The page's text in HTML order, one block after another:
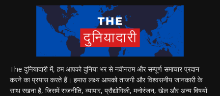
The दुनियादारी में, हम आपको दुनिया भर से नवीनतम और सम्पूर्ण समाचार प्रदान
करने का प्रयास करते हैं। हमारा लक्ष्य आपको ताजगी और विश्वसनीय जानकारी के
साथ रखना है, जिसमें राजनीति, व्यापार, प्रौद्योगिकी, मनोरंजन, खेल और अन्य विषयों